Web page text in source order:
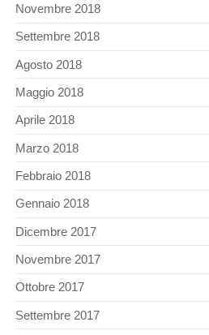
Novembre 2018
Settembre 2018
Agosto 2018
Maggio 2018
Aprile 2018
Marzo 2018
Febbraio 2018
Gennaio 2018
Dicembre 2017
Novembre 2017
Ottobre 2017
Settembre 2017